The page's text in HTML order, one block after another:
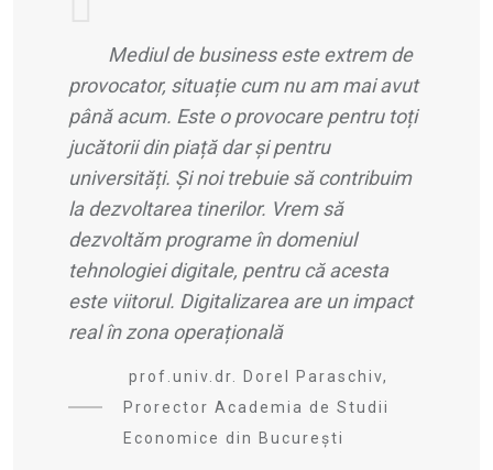
Mediul de business este extrem de
provocator, situație cum nu am mai avut
până acum. Este o provocare pentru toți
jucătorii din piață dar și pentru
universități. Și noi trebuie să contribuim
la dezvoltarea tinerilor. Vrem să
dezvoltăm programe în domeniul
tehnologiei digitale, pentru că acesta
este viitorul. Digitalizarea are un impact
real în zona operațională
prof.univ.dr. Dorel Paraschiv,
Prorector Academia de Studii
Economice din București